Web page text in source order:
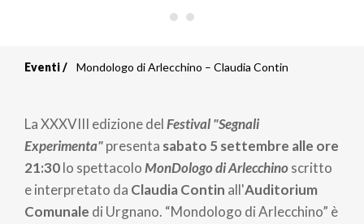
di
pane
Eventi Mondologo di Arlecchino – Claudia Contin
La XXXVIII edizione delFestival "Segnali
Experimenta"presenta sabato 5 settembre alle ore
21:30lo spettacoloMonDologo di Arlecchinoscritto
e interpretato da Claudia Contin all'Auditorium
Comunale di Urgnano. “Mondologo di Arlecchino” è